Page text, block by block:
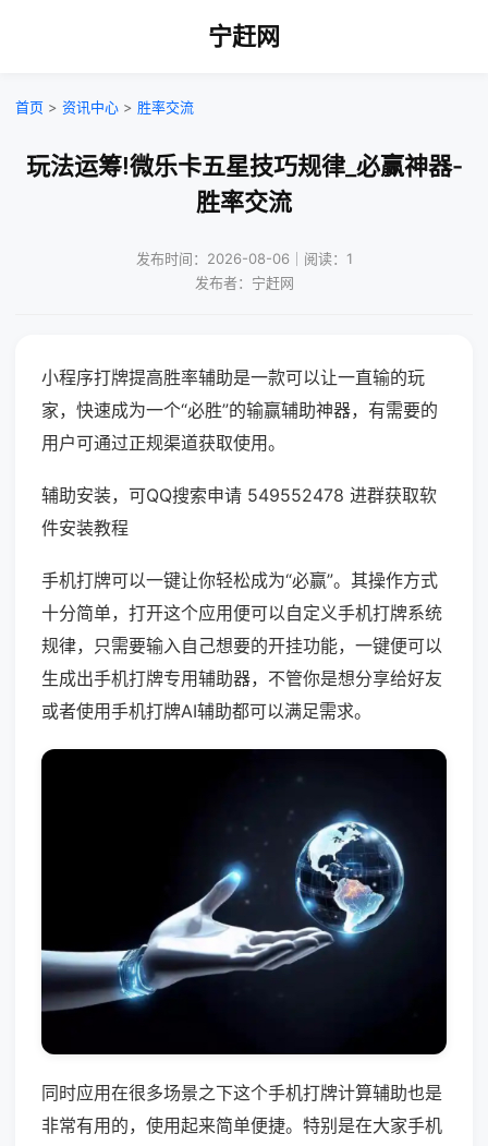
宁赶网
首页 > 资讯中心 > 胜率交流
玩法运筹!微乐卡五星技巧规律_必赢神器-
胜率交流
发布时间：2026-08-06｜阅读：1
发布者：宁赶网
小程序打牌提高胜率辅助是一款可以让一直输的玩
家，快速成为一个“必胜”的输赢辅助神器，有需要的
用户可通过正规渠道获取使用。
辅助安装，可QQ搜索申请 549552478 进群获取软
件安装教程
手机打牌可以一键让你轻松成为“必赢”。其操作方式
十分简单，打开这个应用便可以自定义手机打牌系统
规律，只需要输入自己想要的开挂功能，一键便可以
生成出手机打牌专用辅助器，不管你是想分享给好友
或者使用手机打牌AI辅助都可以满足需求。
同时应用在很多场景之下这个手机打牌计算辅助也是
非常有用的，使用起来简单便捷。特别是在大家手机